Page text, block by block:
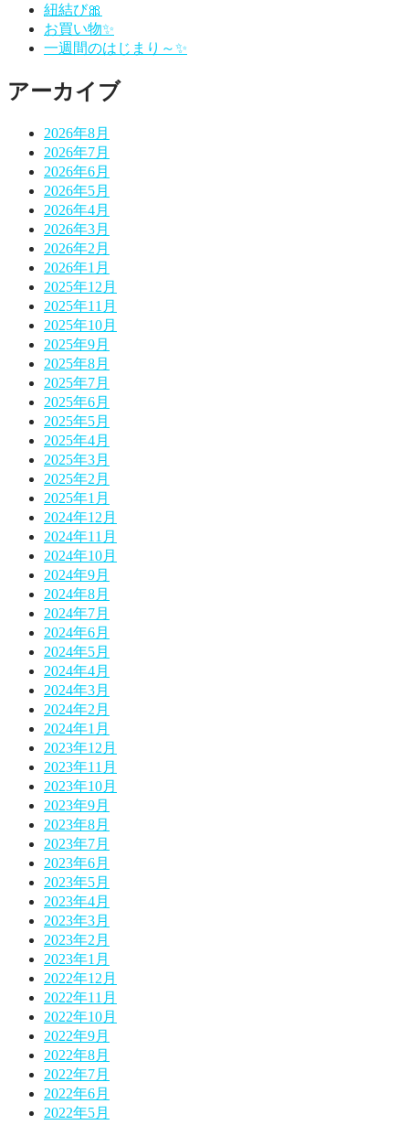
ン
紐結び🎀
お買い物✨
一週間のはじまり～✨
アーカイブ
2026年8月
2026年7月
2026年6月
2026年5月
2026年4月
2026年3月
2026年2月
2026年1月
2025年12月
2025年11月
2025年10月
2025年9月
2025年8月
2025年7月
2025年6月
2025年5月
2025年4月
2025年3月
2025年2月
2025年1月
2024年12月
2024年11月
2024年10月
2024年9月
2024年8月
2024年7月
2024年6月
2024年5月
2024年4月
2024年3月
2024年2月
2024年1月
2023年12月
2023年11月
2023年10月
2023年9月
2023年8月
2023年7月
2023年6月
2023年5月
2023年4月
2023年3月
2023年2月
2023年1月
2022年12月
2022年11月
2022年10月
2022年9月
2022年8月
2022年7月
2022年6月
2022年5月